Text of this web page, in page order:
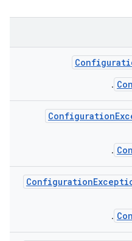
.
Configuration
.
Configuration
.